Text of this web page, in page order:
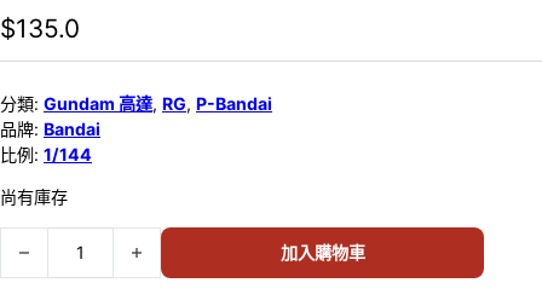
$135.0
分類: Gundam 高達, RG, P-Bandai
品牌: Bandai
比例: 1/144
尚有庫存
P Bandai RG 1/144 飛翼高達零式 EW用特效配件 熾天使之翼 61974 數
加入購物車